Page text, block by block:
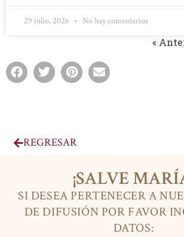
29 julio, 2026 No hay comentarios
«
REGRESAR
¡SALVE
SI DESEA PERTENECER A
DE DIFUSIÓN POR FAVOR
DATOS: